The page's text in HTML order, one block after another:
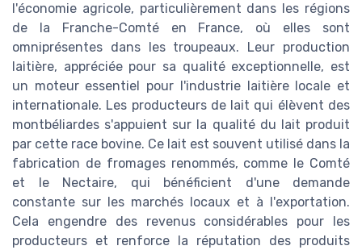
l'économie agricole, particulièrement dans les régions
de la Franche-Comté en France, où elles sont
omniprésentes dans les troupeaux. Leur production
laitière, appréciée pour sa qualité exceptionnelle, est
un moteur essentiel pour l'industrie laitière locale et
internationale. Les producteurs de lait qui élèvent des
montbéliardes s'appuient sur la qualité du lait produit
par cette race bovine. Ce lait est souvent utilisé dans la
fabrication de fromages renommés, comme le Comté
et le Nectaire, qui bénéficient d'une demande
constante sur les marchés locaux et à l'exportation.
Cela engendre des revenus considérables pour les
producteurs et renforce la réputation des produits